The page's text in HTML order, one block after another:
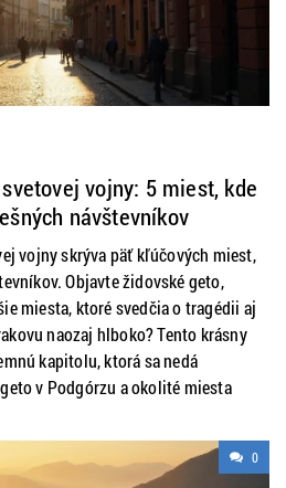
vojny: 5 miest, kde
návštevníkov
vojny skrýva päť kľúčových miest,
Objavte židovské geto,
miesta, ktoré svedčia o tragédii aj
naozaj hlboko? Tento krásny
kapitolu, ktorá sa nedá
v Podgórzu a okolité miesta
0